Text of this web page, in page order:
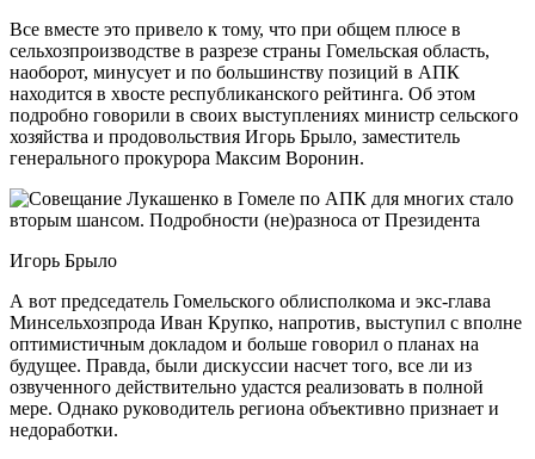
Все вместе это привело к тому, что при общем плюсе в
сельхозпроизводстве в разрезе страны Гомельская область,
наоборот, минусует и по большинству позиций в АПК
находится в хвосте республиканского рейтинга. Об этом
подробно говорили в своих выступлениях министр сельского
хозяйства и продовольствия Игорь Брыло, заместитель
генерального прокурора Максим Воронин.
Игорь Брыло
А вот председатель Гомельского облисполкома и экс-глава
Минсельхозпрода Иван Крупко, напротив, выступил с вполне
оптимистичным докладом и больше говорил о планах на
будущее. Правда, были дискуссии насчет того, все ли из
озвученного действительно удастся реализовать в полной
мере. Однако руководитель региона объективно признает и
недоработки.